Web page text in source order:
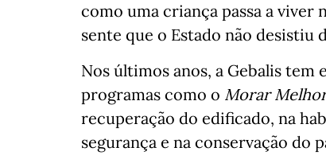
como uma criança passa a
sente que o Estado não desistiu
Nos últimos anos, a Gebalis tem
programas como o Morar
recuperação do edificado, na
segurança e na conservação do